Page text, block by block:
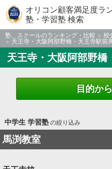
オリコン顧客満足度ラ
塾・学習塾 検索
塾、スクールのランキング・比較 校
天王寺・大阪阿部野橋・天王寺駅前
天王寺・大阪阿部野橋
目的か
中学生 学習塾の絞り込み
馬渕教室